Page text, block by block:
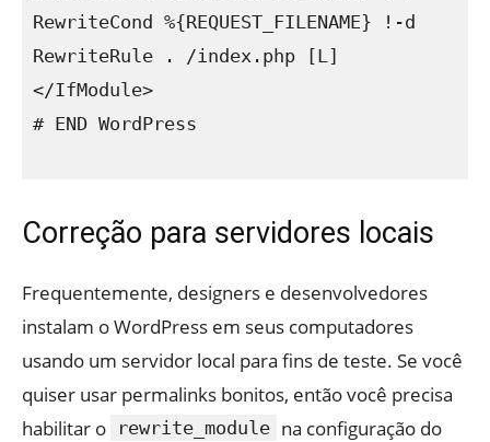
RewriteCond %{REQUEST_FILENAME} !-d
RewriteRule . /index.php [L]
</IfModule>
# END WordPress
Correção para servidores locais
Frequentemente, designers e desenvolvedores
instalam o WordPress em seus computadores
usando um servidor local para fins de teste. Se você
quiser usar permalinks bonitos, então você precisa
habilitar o
rewrite_module na configuração do